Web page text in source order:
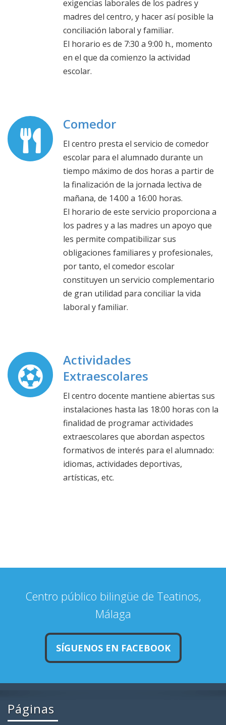
conciliación laboral y familiar.
El horario es de 7:30 a 9:00 h., momento
en el que da comienzo la actividad
escolar.
El centro presta el servicio de comedor
tiempo máximo de dos horas a partir de
la finalización de la jornada lectiva de
mañana, de 14.00 a 16:00 horas.
El horario de este servicio proporciona a
los padres y a las madres un apoyo que
les permite compatibilizar sus
obligaciones familiares y profesionales,
por tanto, el comedor escolar
constituyen un servicio complementario
de gran utilidad para conciliar la vida
laboral y familiar.
Extraescolares
El centro docente mantiene abiertas sus
finalidad de programar actividades
extraescolares que abordan aspectos
formativos de interés para el alumnado:
idiomas, actividades deportivas,
artísticas, etc.
Centro público bilingüe de Teatinos,
Málaga
SÍGUENOS EN FACEBOOK
Páginas
AMPA